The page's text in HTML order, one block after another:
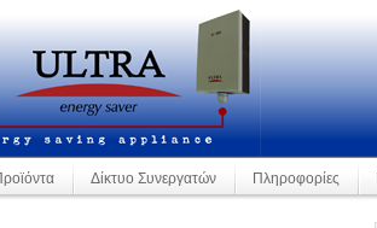
Δίκτυο Συνεργατών Πληροφορίες